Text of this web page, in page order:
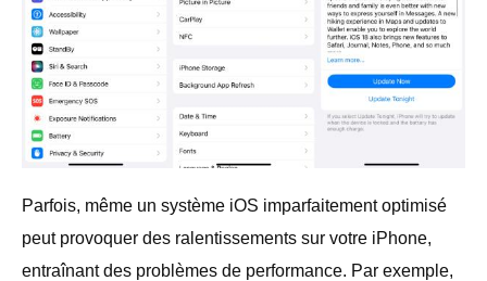
Parfois, même un système iOS imparfaitement optimisé
peut provoquer des ralentissements sur votre iPhone,
entraînant des problèmes de performance. Par exemple,